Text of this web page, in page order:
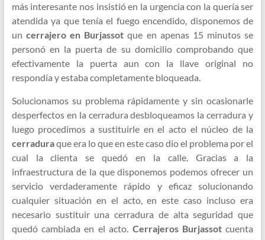
más interesante nos insistió en la urgencia con la quería ser
atendida ya que tenía el fuego encendido, disponemos de
un cerrajero en Burjassot que en apenas 15 minutos se
personó en la puerta de su domicilio comprobando que
efectivamente la puerta aun con la llave original no
respondía y estaba completamente bloqueada.
Solucionamos su problema rápidamente y sin ocasionarle
desperfectos en la cerradura desbloqueamos la cerradura y
luego procedimos a sustituirle en el acto el núcleo de la
cerraduraque era lo que en este caso dio el problema por el
cual la clienta se quedó en la calle. Gracias a la
infraestructura de la que disponemos podemos ofrecer un
servicio verdaderamente rápido y eficaz solucionando
cualquier situación en el acto, en este caso incluso era
necesario sustituir una cerradura de alta seguridad que
quedó cambiada en el acto. Cerrajeros Burjassotcuenta